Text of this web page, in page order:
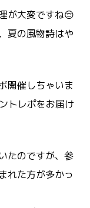
が大変ですね😔
夏の風物詩はや
開催しちゃいま
トレポをお届け
たのですが、参
れた方が多かっ